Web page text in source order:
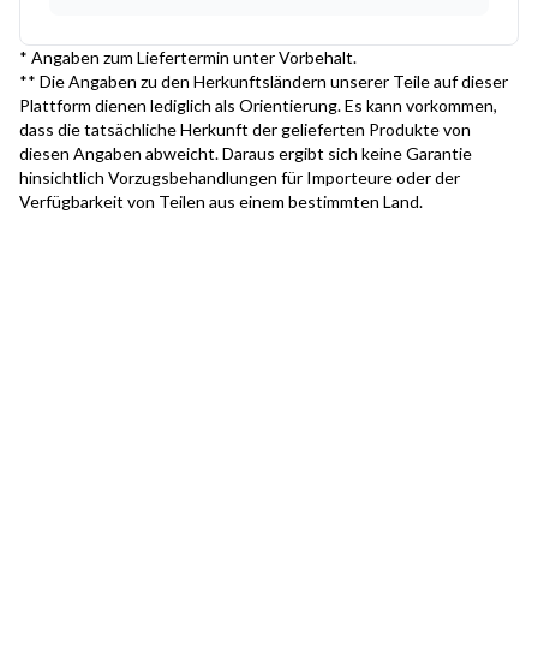
* Angaben zum Liefertermin unter Vorbehalt.
** Die Angaben zu den Herkunftsländern unserer Teile auf dieser
Plattform dienen lediglich als Orientierung. Es kann vorkommen,
dass die tatsächliche Herkunft der gelieferten Produkte von
diesen Angaben abweicht. Daraus ergibt sich keine Garantie
hinsichtlich Vorzugsbehandlungen für Importeure oder der
Verfügbarkeit von Teilen aus einem bestimmten Land.